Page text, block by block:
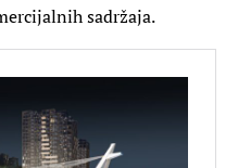
sadržaja.